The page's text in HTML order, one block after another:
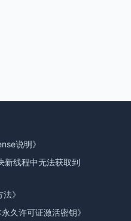
说明》
新线程中无法获取到
法》
久许可证激活密钥》